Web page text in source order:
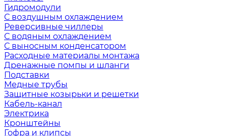
Гидромодули
С воздушным охлаждением
Реверсивные чиллеры
С водяным охлаждением
С выносным конденсатором
Расходные материалы монтажа
Дренажные помпы и шланги
Подставки
Медные трубы
Защитные козырьки и решетки
Кабель-канал
Электрика
Кронштейны
Гофра и клипсы